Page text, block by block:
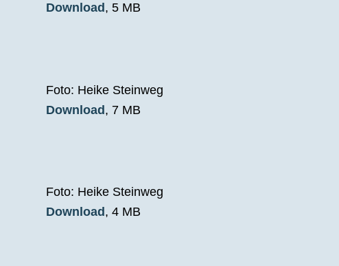
Download , 5 MB
Foto: Heike Steinweg
Download, 7 MB
Foto: Heike Steinweg
Download , 4 MB